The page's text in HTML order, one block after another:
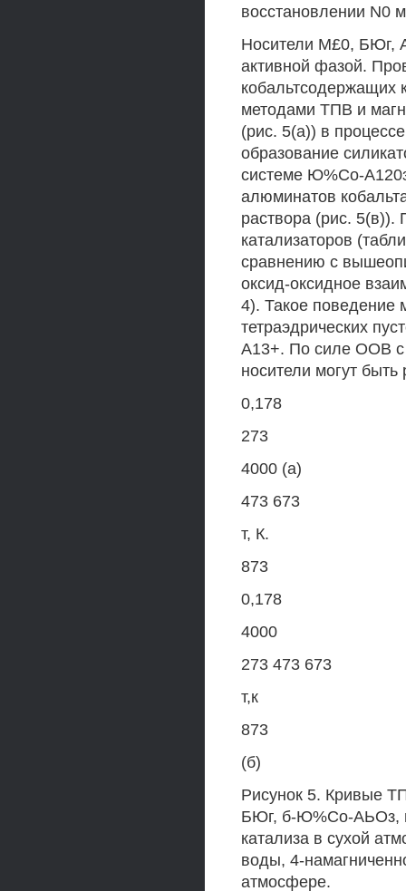
восстановлении N0
Носители М£0, БЮг,
активной фазой.
кобальтсодержащих
методами ТПВ и
(рис. 5(а)) в
образование
системе Ю%Со-
алюминатов
раствора (рис. 5(в)).
катализаторов
сравнению с
оксид-оксидное
4). Такое поведение
тетраэдрических
А13+. По силе ООВ с
носители могут
0,178
273
4000 (а)
473 673
т, К.
873
0,178
4000
273 473 673
т,к
873
(б)
Рисунок 5. Кривые
БЮг, б-Ю%Со-АЬОз,
катализа в сухой
воды, 4-
атмосфере.